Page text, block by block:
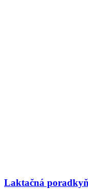
Laktačná